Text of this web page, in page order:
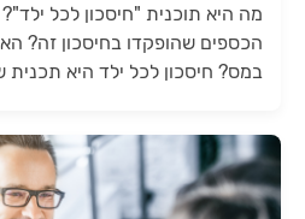
מה היא תוכנית "חיסכון לכל
הכספים שהופקדו בחיסכון זה?
במס? חיסכון לכל ילד היא